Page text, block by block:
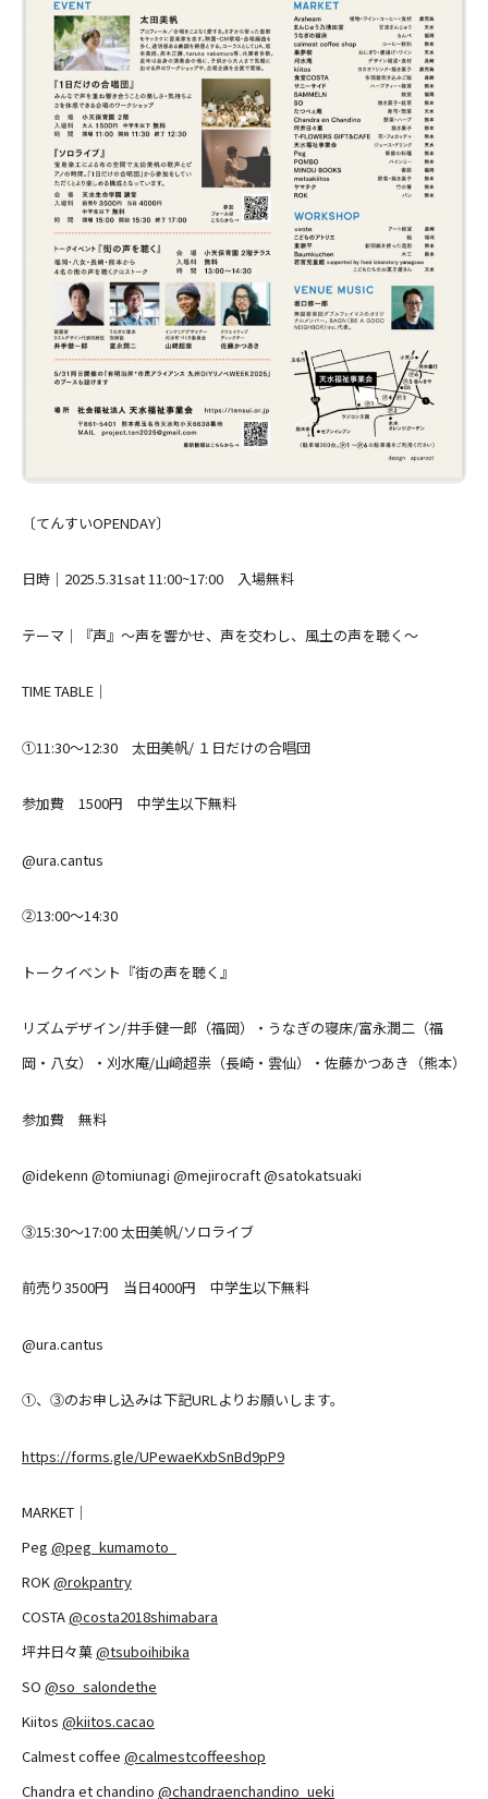
〔てんすいOPENDAY〕
日時｜2025.5.31sat 11:00~17:00 入場無料
テーマ｜『声』〜声を響かせ、声を交わし、風土の声を聴く〜
TIME TABLE｜
①11:30〜12:30 太田美帆/ １日だけの合唱団
参加費 1500円 中学生以下無料
@ura.cantus
②13:00〜14:30
トークイベント『街の声を聴く』
リズムデザイン/井手健一郎（福岡）・うなぎの寝床/富永潤二（福
岡・八女）・刈水庵/山﨑超祟（長崎・雲仙）・佐藤かつあき（熊本）
参加費 無料
@idekenn @tomiunagi @mejirocraft @satokatsuaki
③15:30〜17:00 太田美帆/ソロライブ
前売り3500円 当日4000円 中学生以下無料
@ura.cantus
①、③のお申し込みは下記URLよりお願いします。
https://forms.gle/UPewaeKxbSnBd9pP9
MARKET｜
Peg @peg_kumamoto_
ROK@rokpantry
COSTA@costa2018shimabara
坪井日々菓@tsuboihibika
SO @so_salondethe
Kiitos @kiitos.cacao
Calmest coffee @calmestcoffeeshop
Chandra et chandino @chandraenchandino_ueki